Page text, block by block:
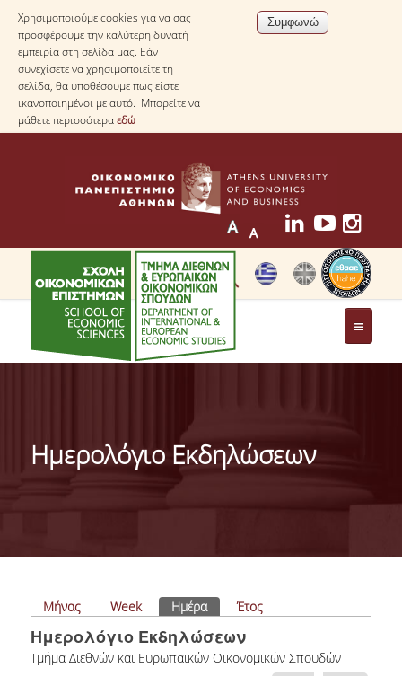
Χρησιμοποιούμε cookies για να σας
προσφέρουμε την καλύτερη δυνατή
εμπειρία στη σελίδα μας. Εάν
συνεχίσετε να χρησιμοποιείτε τη
σελίδα, θα υποθέσουμε πως είστε
ικανοποιημένοι με αυτό. Μπορείτε να
μάθετε περισσότεραεδώ
ΤΟ ΤΜΗΜΑ
ΓΕΝΙΚΕΣ ΠΛΗΡΟΦΟΡΙΕΣ
ΔΙΟΙΚΗΣΗ ΤΟΥ ΤΜΗΜΑΤΟΣ
TESTIMONIALS ΑΠΟΦΟΙΤΩΝ
ΑΝΘΡΩΠΙΝΟ ΔΥΝΑΜΙΚΟ
Ημερολόγιο Εκδηλώσεων
Πρωτεύουσες καρτέλες
Μήνας Week Ημέρα(ενεργή καρτέλα)
Έτος
Ημερολόγιο Εκδηλώσεων
Tμήμα Διεθνών και Ευρωπαϊκών Οικονομικών Σπουδών